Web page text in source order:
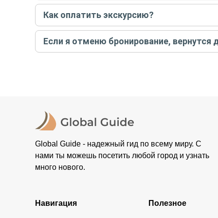
Если экскурсия индивидуальная, гид проведет
условий конкретной экскурсии.
Как оплатить экскурсию?
Создайте заказ на удобную дату и время, и
контакты организатора и точное место встречи.
Если я отменю бронирование, вернутся
Global Guide - надежный гид по всему миру. С
нами ты можешь посетить любой город и узнать
много нового.
Навигация Полезное